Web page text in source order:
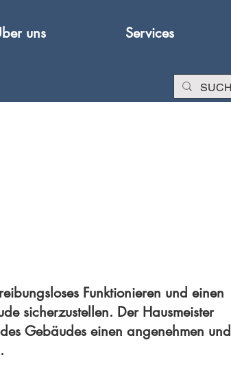
uns Services
Funktionieren und einen
sicherzustellen. Der Hausmeister
Gebäudes einen angenehmen und